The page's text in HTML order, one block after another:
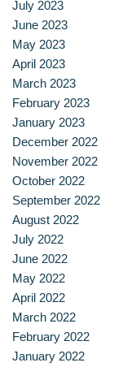
ปริญญาตรี
ผู้ปกครอง
พันธมิตร
รวมเรื่องขนมไทย
รายงานผลการดำเนินง
วารสารวัฒนธรรมอาห
วีดีโอแนะนำ
ศิษย์เก่า
สาขาวิชาการกำหนดแ
July 2023
June 2023
May 2023
April 2023
March 2023
February 2023
January 2023
December 2022
November 2022
October 2022
September 2022
August 2022
July 2022
June 2022
May 2022
April 2022
March 2022
February 2022
January 2022